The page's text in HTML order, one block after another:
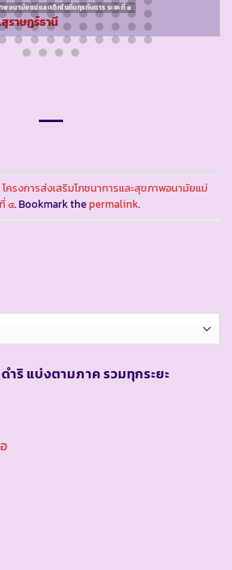
พอนามัยแม่และเด็กในถิ่นทุรกันดาร ระยะที่ ๔
ราษฏร์ธานี
โครงการส่งเสริมโภชนาการและสุขภาพอนามัยแม่
๔. Bookmark thepermalink.
ำริ แบ่งตามภาค รวมทุกระยะ